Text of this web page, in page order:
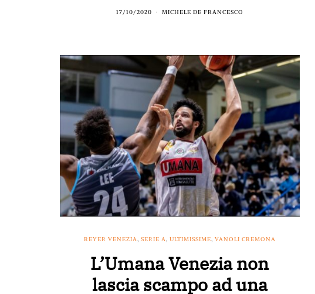
17/10/2020 MICHELE DE FRANCESCO
REYER VENEZIA, SERIE A, ULTIMISSIME, VANOLI CREMONA
L’Umana Venezia non
lascia scampo ad una